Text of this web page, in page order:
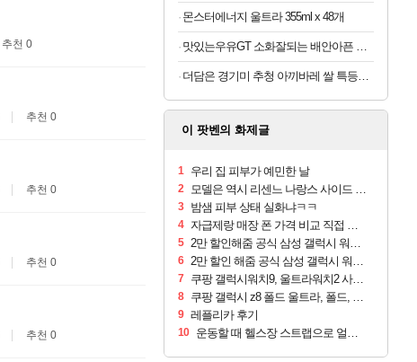
추천 0
추천 0
추천 0
추천 0
추천 0
몬스터에너지 울트라 355ml x 48개
맛있는우유GT 소화잘되는 배안아픈 저지방우유 180ml x 48개
더담은 경기미 추청 아끼바레 쌀 특등급 10kg
이 팟벤의 화제글
1 우리 집 피부가 예민한 날
2 모델은 역시 리센느 나랑스 사이드 1.25L 1박스
3 밤샘 피부 상태 실화냐ㅋㅋ
4 자급제랑 매장 폰 가격 비교 직접 안가도 되네요
5 2만 할인해줌 공식 삼성 갤럭시 워치9 크림, 40mm, 블루투스
6 2만 할인 해줌 공식 삼성 갤럭시 워치9 실버, 44mm, 블루투스
7 쿠팡 갤럭시워치9, 울트라워치2 사전구매 혜택 받아보세요
8 쿠팡 갤럭시 z8 폴드 울트라, 폴드, 플립 사전예약
9 레플리카 후기
10 운동할 때 헬스장 스트랩으로 얼굴 만졌다가 볼 뒤집어짐